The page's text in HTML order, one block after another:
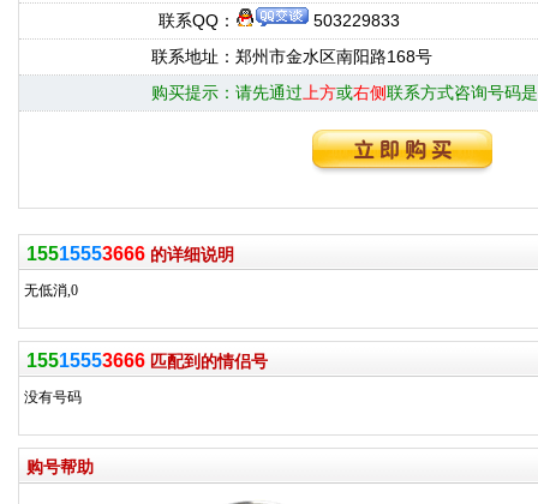
联系QQ：
503229833
联系地址： 郑州市金水区南阳路168号
购买提示： 请先通过 上方或右侧联系方式咨询号码
15515553666 的详细说明
无低消,0
15515553666 匹配到的情侣号
没有号码
购号帮助